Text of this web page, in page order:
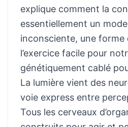
explique comment la
essentiellement un
inconsciente, une forme
l’exercice facile pour
génétiquement cablé
La lumière vient des
voie express entre
Tous les cerveaux